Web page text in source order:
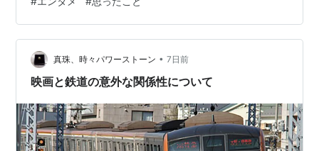
開やバッドエンド、救いのない後味の悪さが生む強烈な
余韻。あれはあれで、脳汁がドバドバ出る素晴らしい体
験なんです。胸がギュッと締め付けられるようなダーク
ファンタジーや鬱アニメにドハマりするのも分からない
でもないです。 ですが、仕事でヘトヘトになって帰宅
真珠、時々パワーストーン • 7日前
映画と鉄道の意外な関係性について